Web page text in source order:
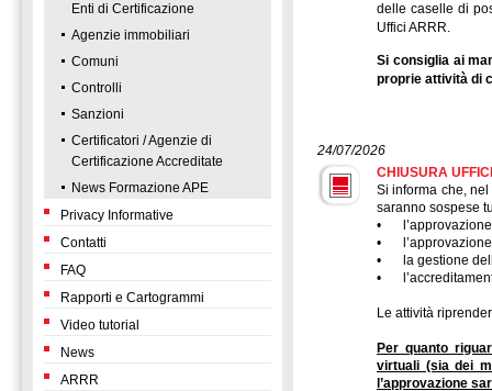
Enti di Certificazione
Agenzie immobiliari
Comuni
Controlli
Sanzioni
Certificatori / Agenzie di
Certificazione Accreditate
News Formazione APE
Privacy Informative
Contatti
FAQ
Rapporti e Cartogrammi
Video tutorial
News
ARRR
delle caselle di
Uffici ARRR.
Si consiglia ai
proprie attività di
24/07/2026
CHIUSURA
Si informa che,
saranno sospese
•
•
•
la gestione
•
Le attività
Per quanto
virtuali (sia dei
l’approvazione